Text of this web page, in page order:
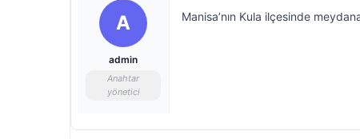
A
admin
Anahtar
yönetici
Manisa’nın Kula ilçesinde